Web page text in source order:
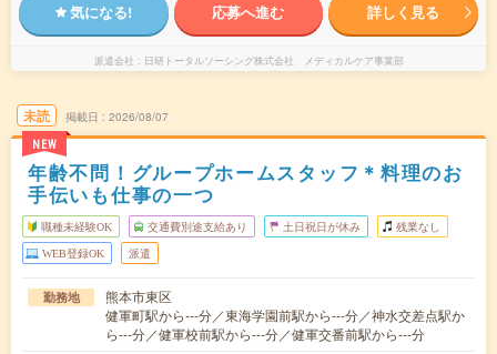
気になる! 応募へ進む 詳しく見る
派遣会社 日研トータルソーシング株式会社 メディカルケア事業部
未読
NEW
掲載日 2026/08/07
年齢不問！グループホームスタッフ＊料理のお
手伝いも仕事の一つ
職種未経験OK 交通費別途支給あり 土日祝日が休み 残業なし
WEB登録OK 派遣
勤務地
熊本市東区
健軍町駅から---分／東海学園前駅から---分／神水交差点駅か
ら---分／健軍校前駅から---分／健軍交番前駅から---分